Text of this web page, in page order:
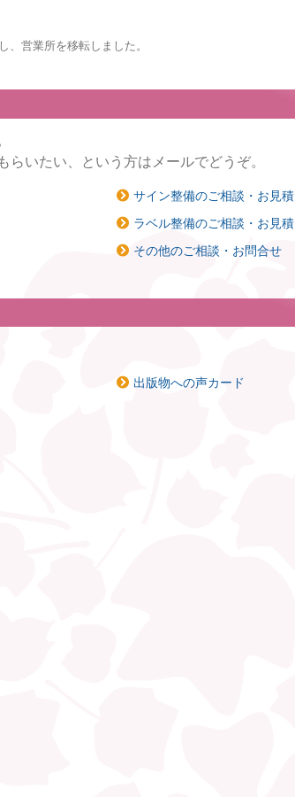
、営業所を移転しました。
いたい、という方はメールでどうぞ。
サイン整備のご相談・お見積
ラベル整備のご相談・お見積
その他のご相談・お問合せ
出版物への声カード